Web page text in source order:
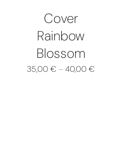
POSSONO
SCELTE
NELLA
DEL
Cover
Rainbow
Blossom
35,00 € – 40,00 €